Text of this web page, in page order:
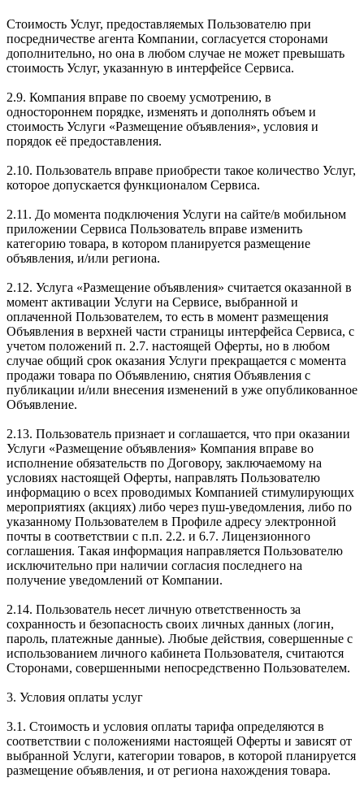
Стоимость Услуг, предоставляемых Пользователю при
посредничестве агента Компании, согласуется сторонами
дополнительно, но она в любом случае не может превышать
стоимость Услуг, указанную в интерфейсе Сервиса.
2.9. Компания вправе по своему усмотрению, в
одностороннем порядке, изменять и дополнять объем и
стоимость Услуги «Размещение объявления», условия и
порядок её предоставления.
2.10. Пользователь вправе приобрести такое количество Услуг,
которое допускается функционалом Сервиса.
2.11. До момента подключения Услуги на сайте/в мобильном
приложении Сервиса Пользователь вправе изменить
категорию товара, в котором планируется размещение
объявления, и/или региона.
2.12. Услуга «Размещение объявления» считается оказанной в
момент активации Услуги на Сервисе, выбранной и
оплаченной Пользователем, то есть в момент размещения
Объявления в верхней части страницы интерфейса Сервиса, с
учетом положений п. 2.7. настоящей Оферты, но в любом
случае общий срок оказания Услуги прекращается с момента
продажи товара по Объявлению, снятия Объявления с
публикации и/или внесения изменений в уже опубликованное
Объявление.
2.13. Пользователь признает и соглашается, что при оказании
Услуги «Размещение объявления» Компания вправе во
исполнение обязательств по Договору, заключаемому на
условиях настоящей Оферты, направлять Пользователю
информацию о всех проводимых Компанией стимулирующих
мероприятиях (акциях) либо через пуш-уведомления, либо по
указанному Пользователем в Профиле адресу электронной
почты в соответствии с п.п. 2.2. и 6.7. Лицензионного
соглашения. Такая информация направляется Пользователю
исключительно при наличии согласия последнего на
получение уведомлений от Компании.
2.14. Пользователь несет личную ответственность за
сохранность и безопасность своих личных данных (логин,
пароль, платежные данные). Любые действия, совершенные с
использованием личного кабинета Пользователя, считаются
Сторонами, совершенными непосредственно Пользователем.
3. Условия оплаты услуг
3.1. Стоимость и условия оплаты тарифа определяются в
соответствии с положениями настоящей Оферты и зависят от
выбранной Услуги, категории товаров, в которой планируется
размещение объявления, и от региона нахождения товара.